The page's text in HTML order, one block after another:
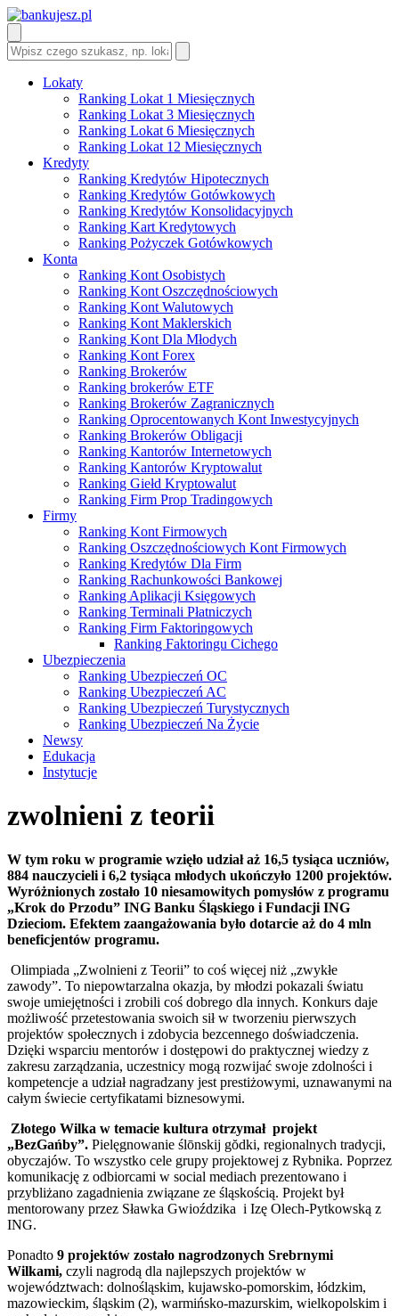
Lokaty
Ranking Lokat 1 Miesięcznych
Ranking Lokat 3 Miesięcznych
Ranking Lokat 6 Miesięcznych
Ranking Lokat 12 Miesięcznych
Kredyty
Ranking Kredytów Hipotecznych
Ranking Kredytów Gotówkowych
Ranking Kredytów Konsolidacyjnych
Ranking Kart Kredytowych
Ranking Pożyczek Gotówkowych
Konta
Ranking Kont Osobistych
Ranking Kont Oszczędnościowych
Ranking Kont Walutowych
Ranking Kont Maklerskich
Ranking Kont Dla Młodych
Ranking Kont Forex
Ranking Brokerów
Ranking brokerów ETF
Ranking Brokerów Zagranicznych
Ranking Oprocentowanych Kont Inwestycyjnych
Ranking Brokerów Obligacji
Ranking Kantorów Internetowych
Ranking Kantorów Kryptowalut
Ranking Giełd Kryptowalut
Ranking Firm Prop Tradingowych
Firmy
Ranking Kont Firmowych
Ranking Oszczędnościowych Kont Firmowych
Ranking Kredytów Dla Firm
Ranking Rachunkowości Bankowej
Ranking Aplikacji Księgowych
Ranking Terminali Płatniczych
Ranking Firm Faktoringowych
Ranking Faktoringu Cichego
Ubezpieczenia
Ranking Ubezpieczeń OC
Ranking Ubezpieczeń AC
Ranking Ubezpieczeń Turystycznych
Ranking Ubezpieczeń Na Życie
Newsy
Edukacja
Instytucje
zwolnieni z teorii
W tym roku w programie wzięło udział aż 16,5 tysiąca uczniów,
884 nauczycieli i 6,2 tysiąca młodych ukończyło 1200 projektów.
Wyróżnionych zostało 10 niesamowitych pomysłów z programu
„Krok do Przodu” ING Banku Śląskiego i Fundacji ING
Dzieciom. Efektem zaangażowania było dotarcie aż do 4 mln
beneficjentów programu.
Olimpiada „Zwolnieni z Teorii” to coś więcej niż „zwykłe
zawody”. To niepowtarzalna okazja, by młodzi pokazali światu
swoje umiejętności i zrobili coś dobrego dla innych. Konkurs daje
możliwość przetestowania swoich sił w tworzeniu pierwszych
projektów społecznych i zdobycia bezcennego doświadczenia.
Dzięki wsparciu mentorów i dostępowi do praktycznej wiedzy z
zakresu zarządzania, uczestnicy mogą rozwijać swoje zdolności i
kompetencje a udział nagradzany jest prestiżowymi, uznawanymi na
całym świecie certyfikatami biznesowymi.
Złotego Wilka w temacie kultura otrzymał projekt
„BezGańby”. Pielęgnowanie ślōnskij gŏdki, regionalnych tradycji,
obyczajów. To wszystko cele grupy projektowej z Rybnika. Poprzez
komunikację z odbiorcami w social mediach prezentowano i
przybliżano zagadnienia związane ze śląskością. Projekt był
mentorowany przez Sławka Gwioździka i Izę Olech-Pytkowską z
ING.
Ponadto 9 projektów zostało nagrodzonych Srebrnymi
Wilkami, czyli nagrodą dla najlepszych projektów w
województwach: dolnośląskim, kujawsko-pomorskim, łódzkim,
mazowieckim, śląskim (2), warmińsko-mazurskim, wielkopolskim i